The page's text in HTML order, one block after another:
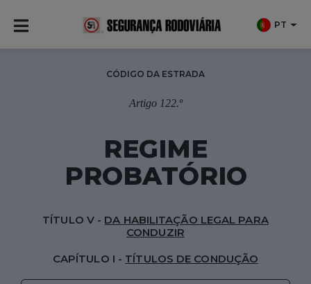
PT
CÓDIGO DA ESTRADA
Artigo 122.º
REGIME
PROBATÓRIO
CAPÍTULO I - TÍTULOS DE CONDUÇÃO
TÍTULO V - DA HABILITAÇÃO LEGAL PARA
CONDUZIR